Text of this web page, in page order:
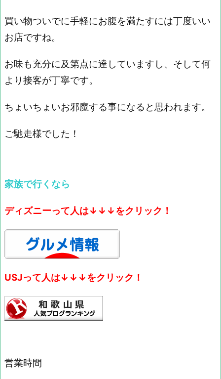
買い物ついでに手軽にお腹を満たすには丁度いい
お店ですね。
お味も充分に及第点に達していますし、そして何
より接客が丁寧です。
ちょいちょいお邪魔する事になると思われます。
ご馳走様でした！
家族で行くなら
ディズニーって人は↓↓↓をクリック！
USJって人は↓↓↓をクリック！
営業時間